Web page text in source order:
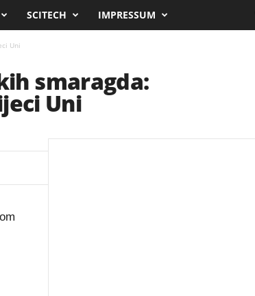
SCITECH IMPRESSUM
Uni
smaragda:
Uni